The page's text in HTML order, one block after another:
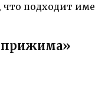
что подходит